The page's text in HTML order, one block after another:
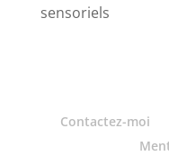
sensoriels
Contactez-moi